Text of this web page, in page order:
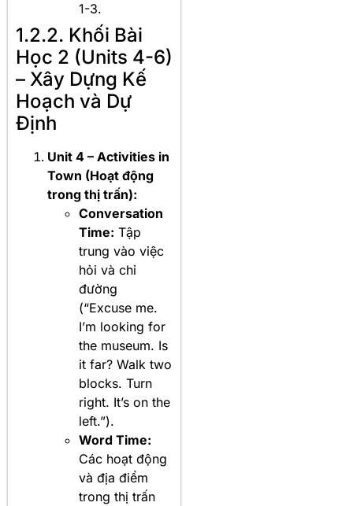
1-3.
1.2.2. Khối Bài
Học 2 (Units 4-6)
– Xây Dựng Kế
Hoạch và Dự
Định
Unit 4 – Activities in
Town (Hoạt động
trong thị trấn):
Conversation
Time: Tập
trung vào việc
hỏi và chỉ
đường
(“Excuse me.
I’m looking for
the museum. Is
it far? Walk two
blocks. Turn
right. It’s on the
left.”).
Word Time:
Các hoạt động
và địa điểm
trong thị trấn